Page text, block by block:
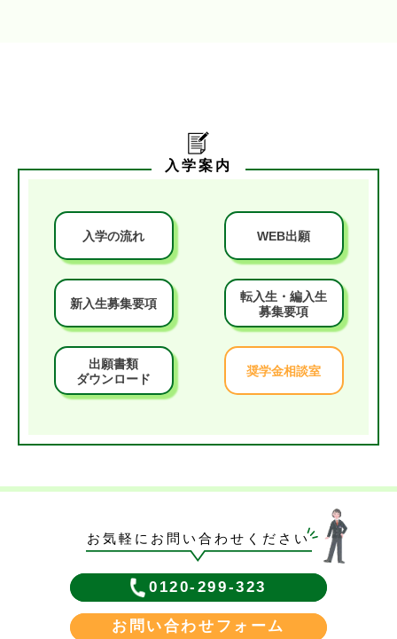
入学案内
入学の流れ WEB出願
新入生募集要項
転入生・編入生
募集要項
出願書類
ダウンロード
奨学金相談室
お気軽にお問い合わせください
0120-299-323
お問い合わせフォーム